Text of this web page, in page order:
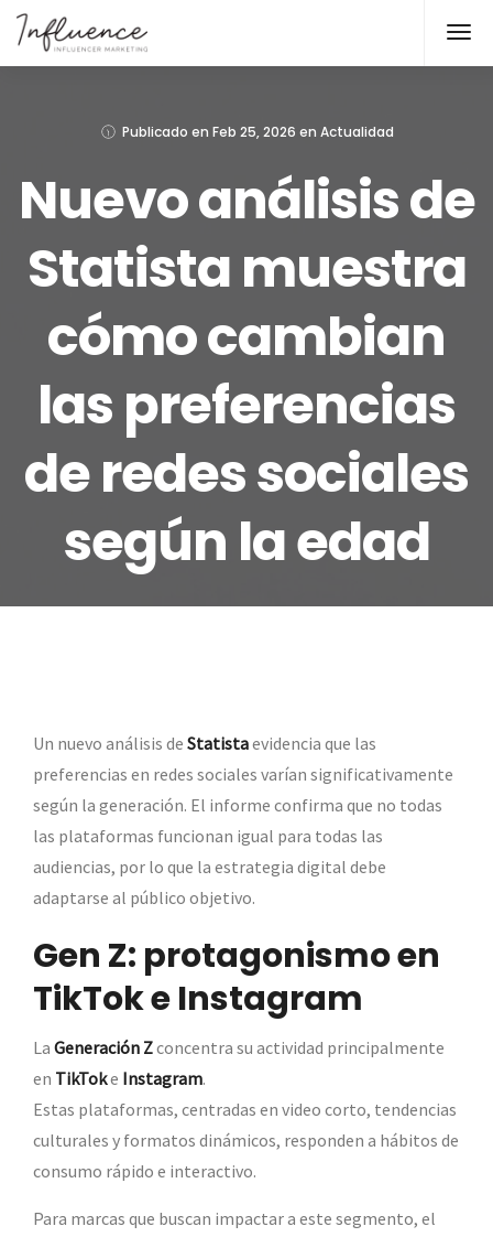
Publicado en Feb 25, 2026 en Actualidad
Nuevo análisis de
Statista muestra
cómo cambian
las preferencias
de redes sociales
según la edad
Un nuevo análisis de Statistaevidencia que las
preferencias en redes sociales varían significativamente
según la generación. El informe confirma que no todas
las plataformas funcionan igual para todas las
audiencias, por lo que la estrategia digital debe
adaptarse al público objetivo.
Gen Z: protagonismo en
TikTok e Instagram
La Generación Zconcentra su actividad principalmente
en TikToke Instagram.
Estas plataformas, centradas en video corto, tendencias
culturales y formatos dinámicos, responden a hábitos de
consumo rápido e interactivo.
Para marcas que buscan impactar a este segmento, el